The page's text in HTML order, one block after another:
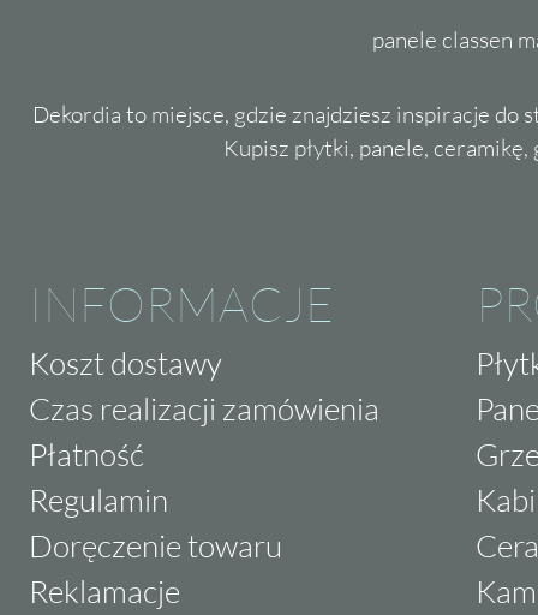
panele classen
Dekordia to miejsce, gdzie znajdziesz inspiracje do
Kupisz płytki, panele,
INFORMACJE
Koszt dostawy
Czas realizacji zamówienia
Płatność
Regulamin
Doręczenie towaru
Reklamacje